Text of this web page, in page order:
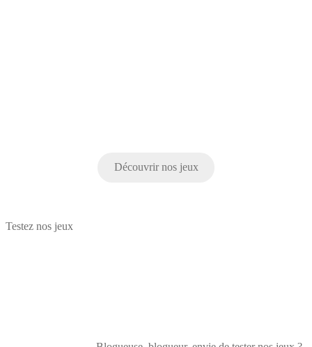
Découvrir nos jeux
Testez nos jeux